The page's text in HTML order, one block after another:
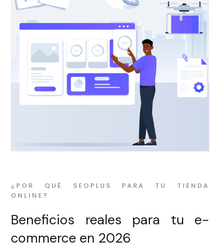
¿POR QUÉ SEOPLUS PARA TU TIENDA
ONLINE?
Beneficios reales para tu e-
commerce en 2026